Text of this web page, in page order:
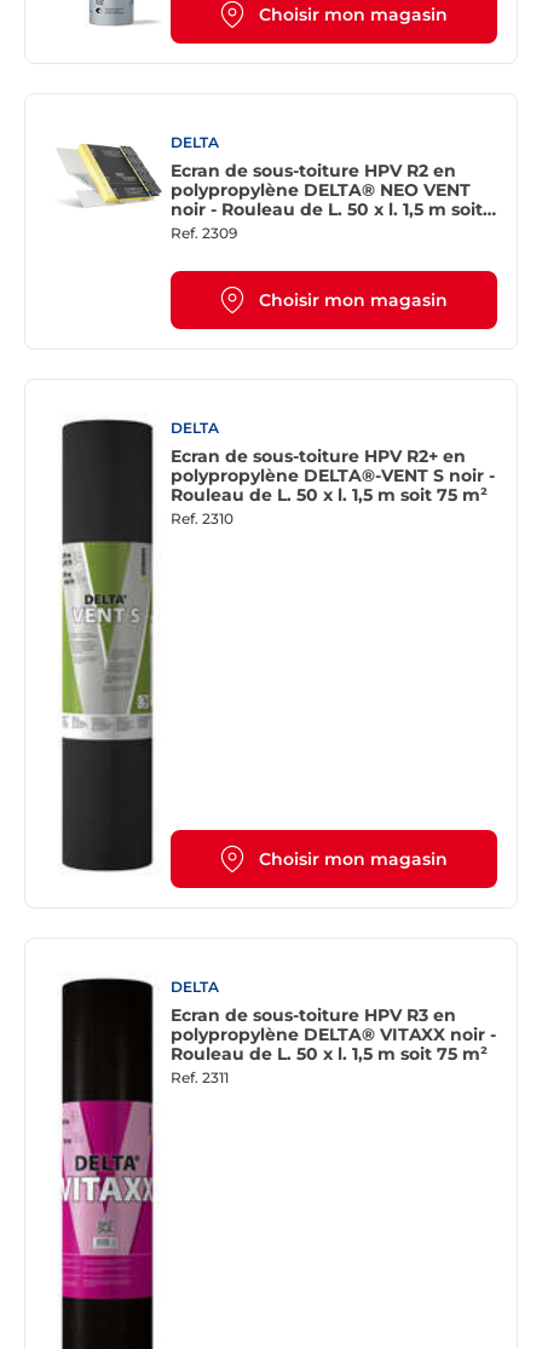
Choisir mon magasin
DELTA
Ecran de sous-toiture HPV R2 en
polypropylène DELTA® NEO VENT
noir - Rouleau de L. 50 x l. 1,5 m soit
75 m²
Ref. 2309
Choisir mon magasin
DELTA
Ecran de sous-toiture HPV R2+ en
polypropylène DELTA®-VENT S noir -
Rouleau de L. 50 x l. 1,5 m soit 75 m²
Ref. 2310
Choisir mon magasin
DELTA
Ecran de sous-toiture HPV R3 en
polypropylène DELTA® VITAXX noir -
Rouleau de L. 50 x l. 1,5 m soit 75 m²
Ref. 2311